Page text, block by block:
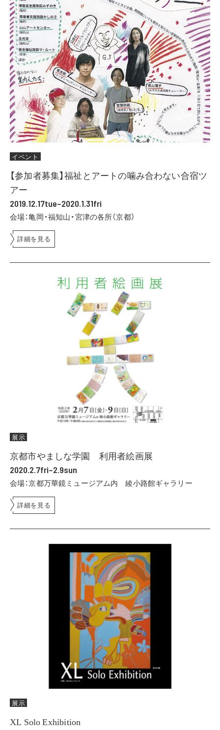
イベント
【参加者募集】福祉とアートの噛み合わない合宿ツ
アー
2019.12.17tue–2020.1.31fri
会場：亀岡・福知山・宮津の各所（京都）
詳細を見る
展示
京都市やましな学園 利用者絵画展
2020.2.7fri–2.9sun
会場：京都万華鏡ミュージアム内 綾小路館ギャラリー
詳細を見る
展示
XL Solo Exhibition